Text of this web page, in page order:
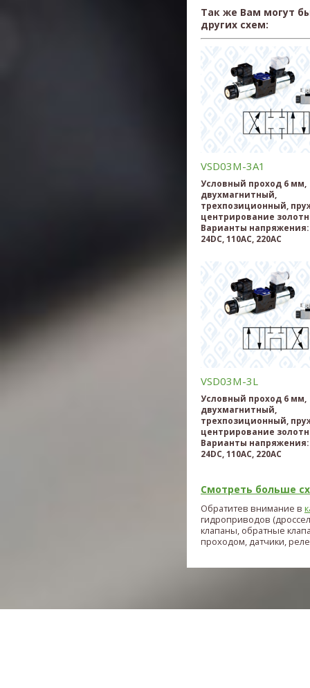
Так же Вам могут
других схем:
VSD03M-3A1
Условный проход 6 мм,
двухмагнитный,
трехпозиционный,
центрирование
Варианты напряжения:
24DC, 110AC, 220AC
VSD03M-3L
Условный проход 6 мм,
двухмагнитный,
трехпозиционный,
центрирование
Варианты напряжения:
24DC, 110AC, 220AC
Смотреть больше
Обратитев внимание в
гидроприводов
клапаны, обратные
проходом, датчики, реле